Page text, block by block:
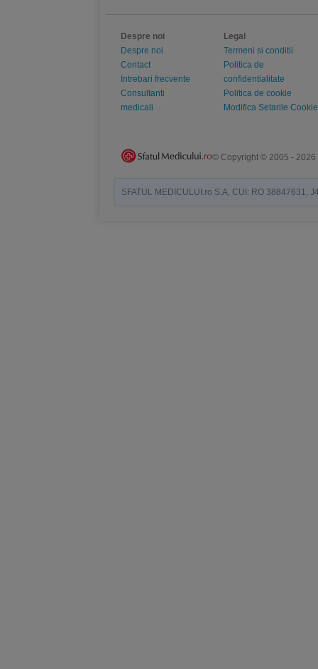
Despre noi
Despre noi
Contact
Intrebari frecvente
Consultanti
medicali
Legal
Termeni si conditii
Politica de
confidentialitate
Politica de cookie
Modifica Setarile Cookie
© Copyright © 2005 - 2026
SFATUL MEDICULUI.ro S.A, CUI: RO 38847631,